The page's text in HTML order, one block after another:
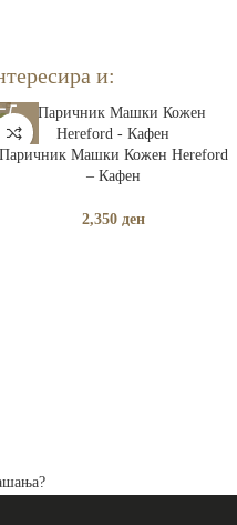
и:
Паричник Машки Кожен Hereford
– Кафен
2,350 ден